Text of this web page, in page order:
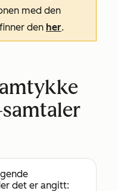
med den
den her.
det er angitt: